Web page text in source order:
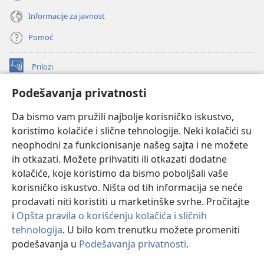
Podešavanja privatnosti
Da bismo vam pružili najbolje korisničko iskustvo,
koristimo kolačiće i slične tehnologije. Neki kolačići su
neophodni za funkcionisanje našeg sajta i ne možete
ih otkazati. Možete prihvatiti ili otkazati dodatne
kolačiće, koje koristimo da bismo poboljšali vaše
korisničko iskustvo. Ništa od tih informacija se neće
prodavati niti koristiti u marketinške svrhe. Pročitajte
i Opšta pravila o korišćenju kolačića i sličnih
tehnologija. U bilo kom trenutku možete promeniti
podešavanja u Podešavanja privatnosti.
Informacije za javnost
Pomoć
Prilozi
(otvara
prozor)ONLAJN BIBLIOTEKA Watchtower
novi
prozor)JW Hub®
(otvara
novi
prozor)
®
Watchtower Library®
Copyright© 2026 Watch Tower Bible and Tract Society of Pennsylvania.
PRAVILA KORIŠĆENJA|PRIVATNOST| PODEŠAVANjE PRIVATNOSTI